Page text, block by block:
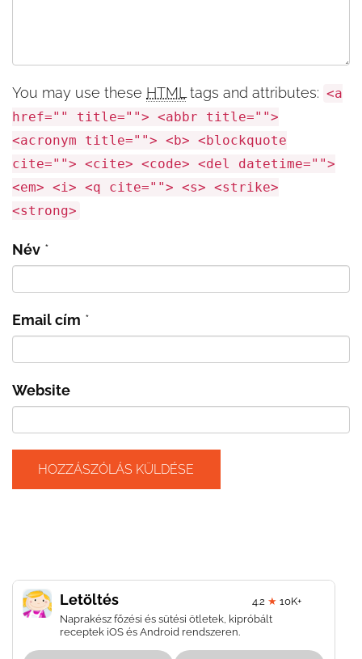
You may use these HTMLtags and attributes: <a
href="" title=""> <abbr title="">
<acronym title=""> <b> <blockquote
cite=""> <cite> <code> <del datetime="">
<em> <i> <q cite=""> <s> <strike>
<strong>
Név *
Email cím *
Website
Letöltés 4.2 ★ 10K+
Naprakész főzési és sütési ötletek, kipróbált
receptek iOS és Android rendszeren.